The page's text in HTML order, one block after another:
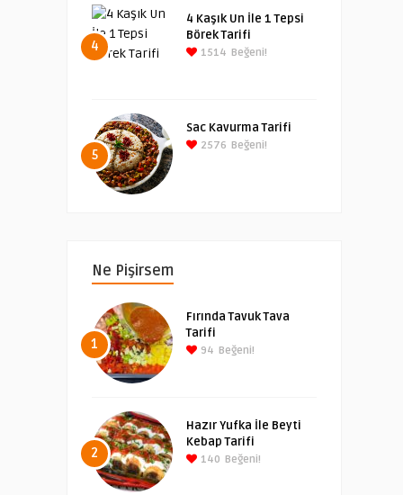
4
4 Kaşık Un İle 1 Tepsi
Börek Tarifi
1514 Beğeni!
5
Sac Kavurma Tarifi
2576 Beğeni!
Ne Pişirsem
1
Fırında Tavuk Tava
Tarifi
94 Beğeni!
2
Hazır Yufka İle Beyti
Kebap Tarifi
140 Beğeni!